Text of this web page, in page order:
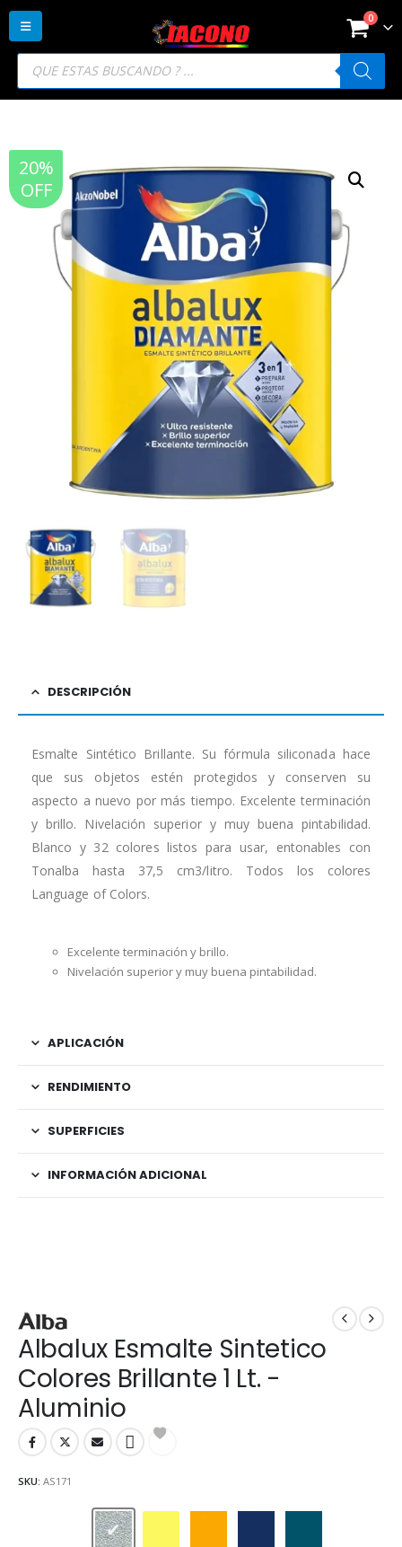
Búsqueda
productos
0
20%
OFF
DESCRIPCIÓN
Esmalte Sintético Brillante. Su fórmula siliconada hace
que sus objetos estén protegidos y conserven su
aspecto a nuevo por más tiempo. Excelente terminación
y brillo. Nivelación superior y muy buena pintabilidad.
Blanco y 32 colores listos para usar, entonables con
Tonalba hasta 37,5 cm3/litro. Todos los colores
Language of Colors.
Excelente terminación y brillo.
Nivelación superior y muy buena pintabilidad.
APLICACIÓN
RENDIMIENTO
SUPERFICIES
INFORMACIÓN ADICIONAL
Albalux Esmalte Sintetico
Colores Brillante 1 Lt. -
Aluminio
SKU: AS171
Aluminio